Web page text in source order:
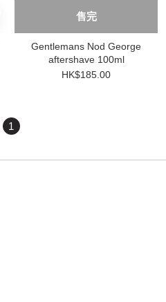
售完
Gentlemans Nod George
aftershave 100ml
HK$185.00
1